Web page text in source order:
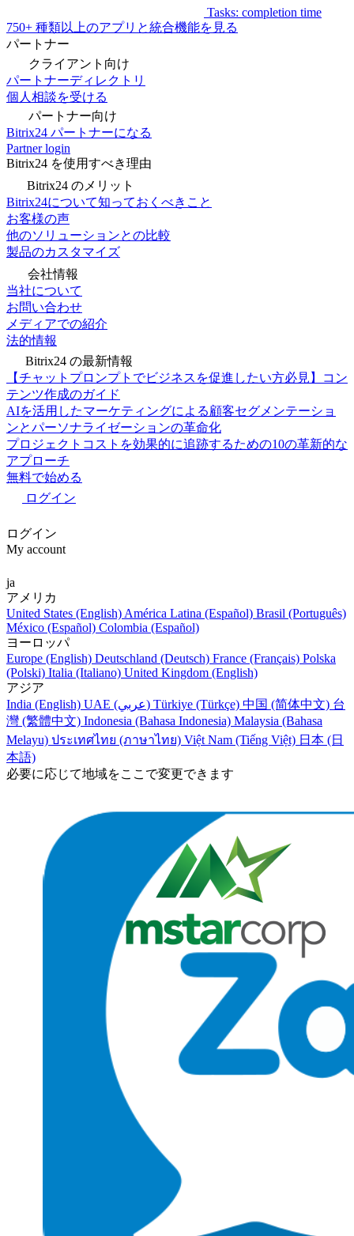
Tasks: completion time
750+ 種類以上のアプリと統合機能を見る
パートナー
クライアント向け
パートナーディレクトリ
個人相談を受ける
パートナー向け
Bitrix24 パートナーになる
Partner login
Bitrix24 を使用すべき理由
Bitrix24 のメリット
Bitrix24について知っておくべきこと
お客様の声
他のソリューションとの比較
製品のカスタマイズ
会社情報
当社について
お問い合わせ
メディアでの紹介
法的情報
Bitrix24 の最新情報
【チャットプロンプトでビジネスを促進したい方必見】コン
テンツ作成のガイド
AIを活用したマーケティングによる顧客セグメンテーショ
ンとパーソナライゼーションの革命化
プロジェクトコストを効果的に追跡するための10の革新的な
アプローチ
無料で始める
ログイン
ログイン
My account
ja
アメリカ
United States (English) América Latina (Español) Brasil (Português)
México (Español) Colombia (Español)
ヨーロッパ
Europe (English) Deutschland (Deutsch) France (Français) Polska
(Polski) Italia (Italiano) United Kingdom (English)
アジア
India (English)
UAE (عربي) Türkiye (Türkçe) 中国 (简体中文) 台
灣 (繁體中文) Indonesia (Bahasa Indonesia) Malaysia (Bahasa
Melayu) ประเทศไทย (ภาษาไทย) Việt Nam (Tiếng Việt) 日本 (日
本語)
必要に応じて地域をここで変更できます